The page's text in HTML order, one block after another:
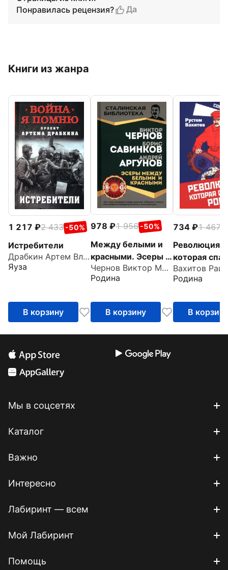
Понравилась рецензия?
Да
Книги из жанра
1 217 2 433 -50%
Истребители
Драбкин Артем Владимирович
Яуза
В корзину
978 1 956 -50%
Между белыми и
красными. Эсеры в
революции
Чернов Виктор Михайлович
Родина
В корзину
734 1 467
Революция,
которая
Россию
Родина
В корзину
Мы в соцсетях
Каталог
Важно
Интересно
Лабиринт — всем
Мой Лабиринт
Помощь